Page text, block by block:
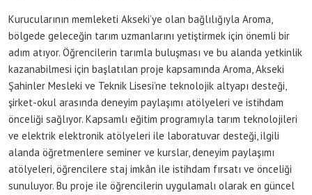
Kurucularının memleketi Akseki’ye olan bağlılığıyla Aroma,
bölgede geleceğin tarım uzmanlarını yetiştirmek için önemli bir
adım atıyor. Öğrencilerin tarımla buluşması ve bu alanda yetkinlik
kazanabilmesi için başlatılan proje kapsamında Aroma, Akseki
Şahinler Mesleki ve Teknik Lisesi’ne teknolojik altyapı desteği,
şirket-okul arasında deneyim paylaşımı atölyeleri ve istihdam
önceliği sağlıyor. Kapsamlı eğitim programıyla tarım teknolojileri
ve elektrik elektronik atölyeleri ile laboratuvar desteği, ilgili
alanda öğretmenlere seminer ve kurslar, deneyim paylaşımı
atölyeleri, öğrencilere staj imkân ile istihdam fırsatı ve önceliği
sunuluyor. Bu proje ile öğrencilerin uygulamalı olarak en güncel